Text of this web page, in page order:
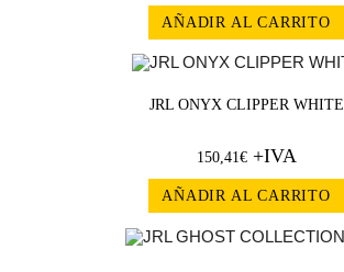
AÑADIR AL CARRITO
JRL ONYX CLIPPER WHITE
150,41€+IVA
AÑADIR AL CARRITO